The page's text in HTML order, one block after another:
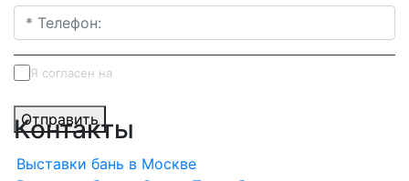
Я согласен на
Отправить
Контакты
Выставки бань в Москве